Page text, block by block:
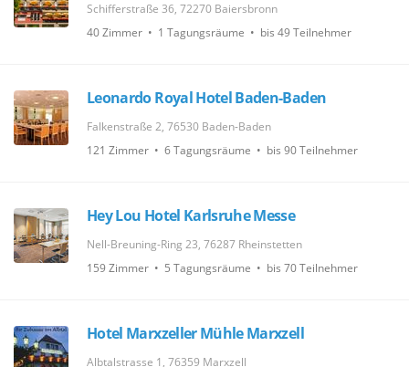
Schifferstraße 36, 72270 Baiersbronn
40 Zimmer • 1 Tagungsräume • bis 49 Teilnehmer
Leonardo Royal Hotel Baden-Baden
Falkenstraße 2, 76530 Baden-Baden
121 Zimmer • 6 Tagungsräume • bis 90 Teilnehmer
Hey Lou Hotel Karlsruhe Messe
Nell-Breuning-Ring 23, 76287 Rheinstetten
159 Zimmer • 5 Tagungsräume • bis 70 Teilnehmer
Hotel Marxzeller Mühle Marxzell
Albtalstrasse 1, 76359 Marxzell